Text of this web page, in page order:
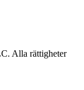
Alla rättigheter